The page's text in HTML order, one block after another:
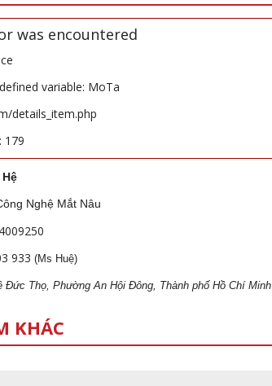
was encountered
variable: MoTa
details_item.php
179
Nghệ Mắt Nâu
933 (Ms Huệ)
Đức Thọ, Phường An Hội Đông, Thành phố Hồ Chí Minh
KHÁC